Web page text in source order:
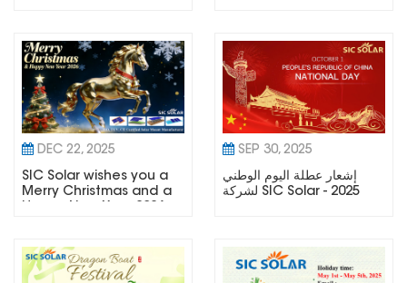
DEC 22, 2025
SIC Solar wishes you a
Merry Christmas and a
SEP 30, 2025
إشعار عطلة اليوم الوطني
لشركة SIC Solar - 2025